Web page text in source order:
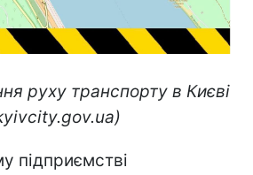
руху транспорту в Києві
підприємстві